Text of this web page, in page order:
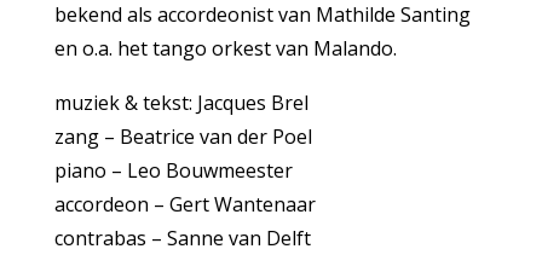
bekend als accordeonist van Mathilde Santing
en o.a. het tango orkest van Malando.
muziek & tekst: Jacques Brel
zang – Beatrice van der Poel
piano – Leo Bouwmeester
accordeon – Gert Wantenaar
contrabas – Sanne van Delft